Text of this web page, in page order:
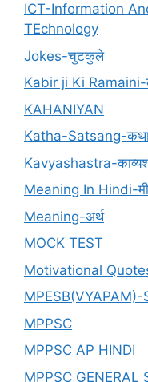
ICT-Information
TEchnology
Jokes-चुटकुले
Kabir ji Ki Ramaini-
KAHANIYAN
Katha-Satsang-
Kavyashastra-
Meaning In Hindi-
Meaning-अर्थ
MOCK TEST
Motivational Quotes
MPPSC
MPPSC AP HINDI
MPPSC GENERAL